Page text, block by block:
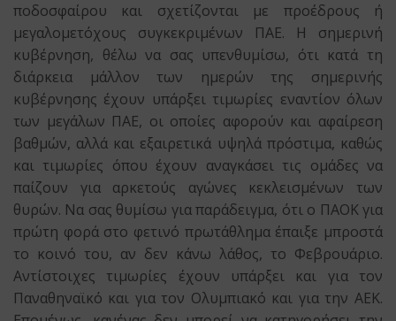
ποδοσφαίρου και σχετίζονται με προέδρους ή
μεγαλομετόχους συγκεκριμένων ΠΑΕ. Η σημερινή
κυβέρνηση, θέλω να σας υπενθυμίσω, ότι κατά τη
διάρκεια μάλλον των ημερών της σημερινής
κυβέρνησης έχουν υπάρξει τιμωρίες εναντίον όλων
των μεγάλων ΠΑΕ, οι οποίες αφορούν και αφαίρεση
βαθμών, αλλά και εξαιρετικά υψηλά πρόστιμα, καθώς
και τιμωρίες όπου έχουν αναγκάσει τις ομάδες να
παίζουν για αρκετούς αγώνες κεκλεισμένων των
θυρών. Να σας θυμίσω για παράδειγμα, ότι ο ΠΑΟΚ για
πρώτη φορά στο φετινό πρωτάθλημα έπαιξε μπροστά
το κοινό του, αν δεν κάνω λάθος, το Φεβρουάριο.
Αντίστοιχες τιμωρίες έχουν υπάρξει και για τον
Παναθηναϊκό και για τον Ολυμπιακό και για την ΑΕΚ.